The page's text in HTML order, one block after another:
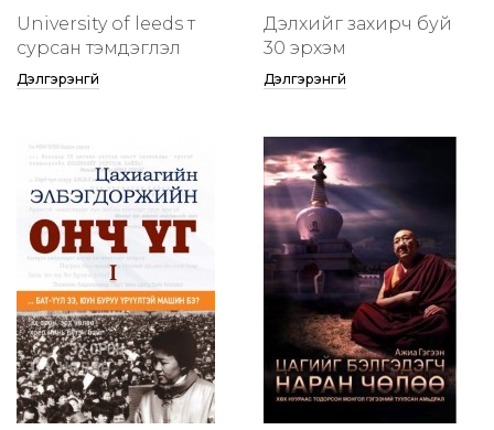
University of leeds т
сурсан тэмдэглэл
Дэлгэрэнгүй
Дэлхийг захирч буй
30 эрхэм
Дэлгэрэнгүй